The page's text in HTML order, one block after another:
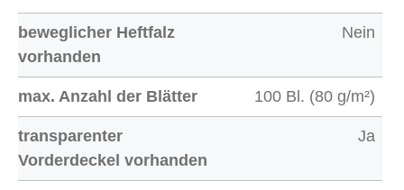
beweglicher Heftfalz
vorhanden
Nein
max. Anzahl der Blätter 100 Bl. (80 g/m²)
transparenter
Vorderdeckel vorhanden
Ja